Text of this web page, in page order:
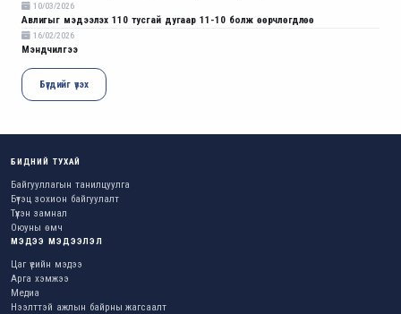
10/03/2026
Авлигыг мэдээлэх 110 тусгай дугаар 11-10 болж өөрчлөгдлөө
16/02/2026
Мэндчилгээ
Бүгдийг үзэх
БИДНИЙ ТУХАЙ
Байгууллагын танилцуулга
Бүтэц зохион байгуулалт
Түүхэн замнал
Оюуны өмч
МЭДЭЭ МЭДЭЭЛЭЛ
Цаг үеийн мэдээ
Арга хэмжээ
Медиа
Нээлттэй ажлын байрны жагсаалт